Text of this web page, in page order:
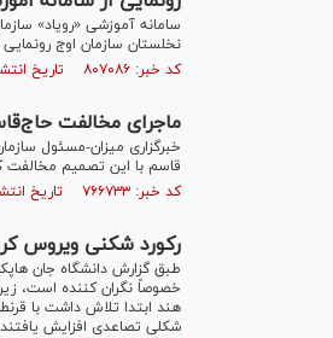
نخلستان سازمان اوج
کد خبر: ۸۰۷۰۸۶ تاریخ انتشار : ۱۴۰۱/۰۱/۲۰
ماجرای مخالفت
قاسم با این تصمیم مخالفت
کد خبر: ۷۶۶۷۳۳ تاریخ انتشار : ۱۴۰۰/۰۷/۲۵
رکورد شکنی ویروس
هند ابتدا تلاش داشت با
شکلی تصاعدی افزایش